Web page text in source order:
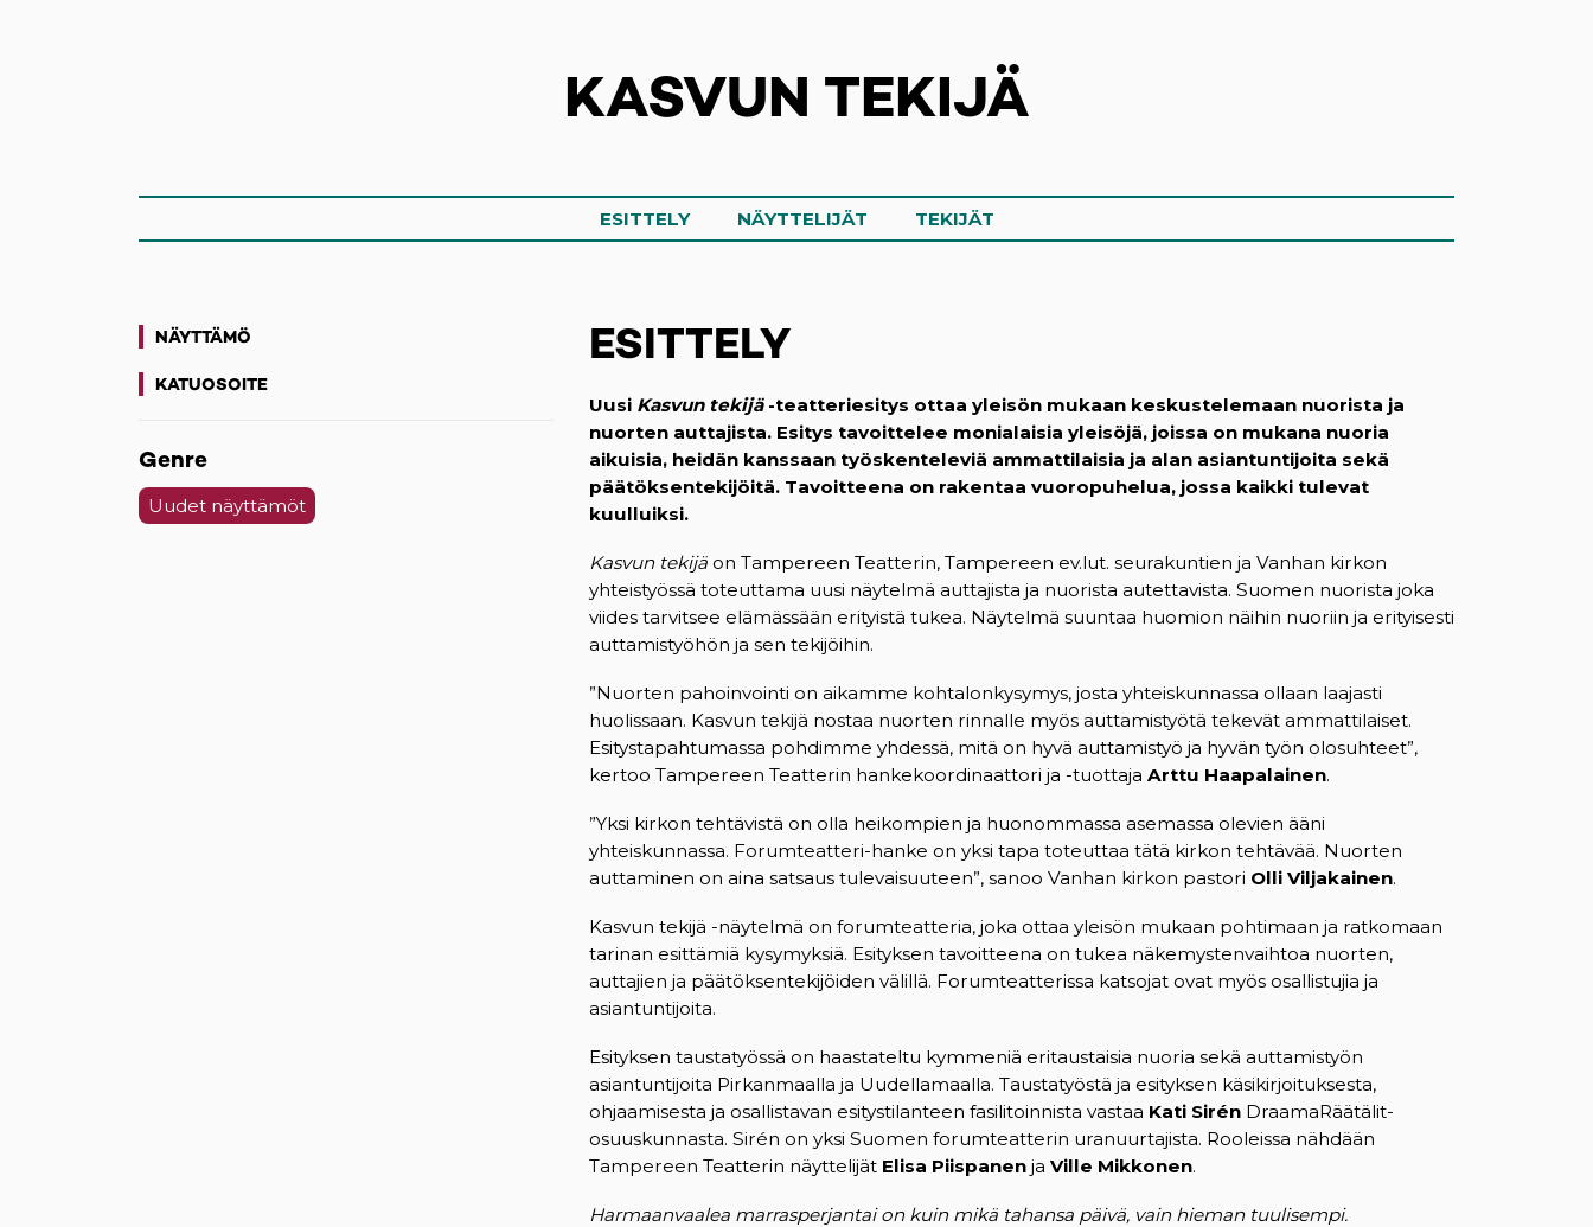
KASVUN TEKIJÄ
ESITTELY NÄYTTELIJÄT TEKIJÄT
NÄYTTÄMÖ
KATUOSOITE
Genre
Uudet näyttämöt
ESITTELY
Uusi Kasvun tekijä-teatteriesitys ottaa yleisön mukaan keskustelemaan nuorista ja
nuorten auttajista. Esitys tavoittelee monialaisia yleisöjä, joissa on mukana nuoria
aikuisia, heidän kanssaan työskenteleviä ammattilaisia ja alan asiantuntijoita sekä
päätöksentekijöitä. Tavoitteena on rakentaa vuoropuhelua, jossa kaikki tulevat
kuulluiksi.
Kasvun tekijä on Tampereen Teatterin, Tampereen ev.lut. seurakuntien ja Vanhan kirkon
yhteistyössä toteuttama uusi näytelmä auttajista ja nuorista autettavista. Suomen nuorista joka
viides tarvitsee elämässään erityistä tukea. Näytelmä suuntaa huomion näihin nuoriin ja erityisesti
auttamistyöhön ja sen tekijöihin.
”Nuorten pahoinvointi on aikamme kohtalonkysymys, josta yhteiskunnassa ollaan laajasti
huolissaan. Kasvun tekijä nostaa nuorten rinnalle myös auttamistyötä tekevät ammattilaiset.
Esitystapahtumassa pohdimme yhdessä, mitä on hyvä auttamistyö ja hyvän työn olosuhteet”,
kertoo Tampereen Teatterin hankekoordinaattori ja -tuottaja Arttu Haapalainen.
”Yksi kirkon tehtävistä on olla heikompien ja huonommassa asemassa olevien ääni
yhteiskunnassa. Forumteatteri-hanke on yksi tapa toteuttaa tätä kirkon tehtävää. Nuorten
auttaminen on aina satsaus tulevaisuuteen”, sanoo Vanhan kirkon pastori Olli Viljakainen.
Kasvun tekijä -näytelmä on forumteatteria, joka ottaa yleisön mukaan pohtimaan ja ratkomaan
tarinan esittämiä kysymyksiä. Esityksen tavoitteena on tukea näkemystenvaihtoa nuorten,
auttajien ja päätöksentekijöiden välillä. Forumteatterissa katsojat ovat myös osallistujia ja
asiantuntijoita.
Esityksen taustatyössä on haastateltu kymmeniä eritaustaisia nuoria sekä auttamistyön
asiantuntijoita Pirkanmaalla ja Uudellamaalla. Taustatyöstä ja esityksen käsikirjoituksesta,
ohjaamisesta ja osallistavan esitystilanteen fasilitoinnista vastaa Kati Sirén DraamaRäätälit-
osuuskunnasta. Sirén on yksi Suomen forumteatterin uranuurtajista. Rooleissa nähdään
Tampereen Teatterin näyttelijät Elisa Piispanen ja Ville Mikkonen.
Harmaanvaalea marrasperjantai on kuin mikä tahansa päivä, vain hieman tuulisempi.